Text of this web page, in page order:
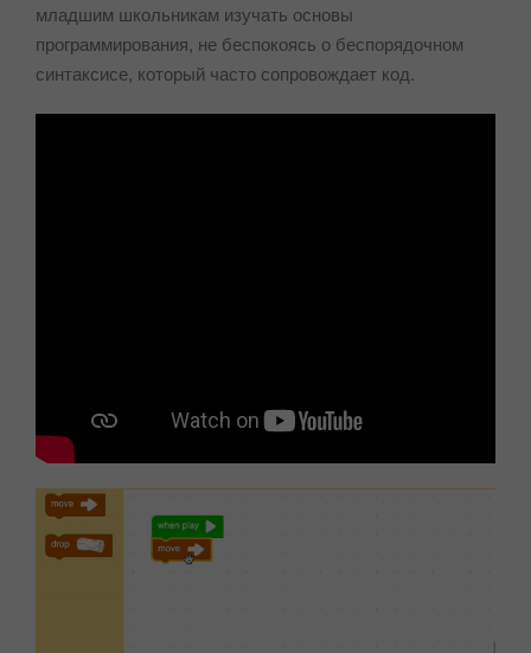
младшим школьникам изучать основы
программирования, не беспокоясь о беспорядочном
синтаксисе, который часто сопровождает код.